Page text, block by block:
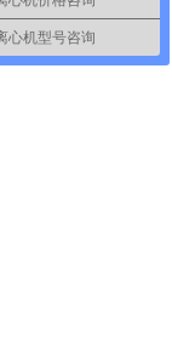
心机型号咨询